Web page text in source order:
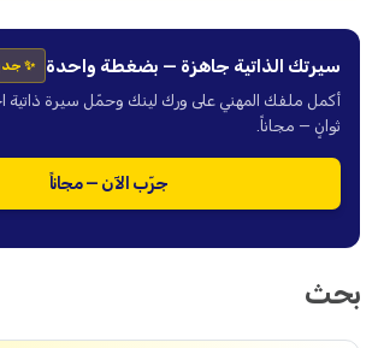
سيرتك الذاتية جاهزة — بضغطة واحدة ✨
أكمل ملفك المهني على ورك لينك وحمّل سيرة ذاتية
ثوانٍ — مجاناً.
جرّب الآن — مجاناً
بحث